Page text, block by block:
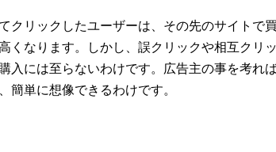
クリックしたユーザーは、その先のサイトで
くなります。しかし、誤クリックや相互クリ
入には至らないわけです。広告主の事を考れ
簡単に想像できるわけです。